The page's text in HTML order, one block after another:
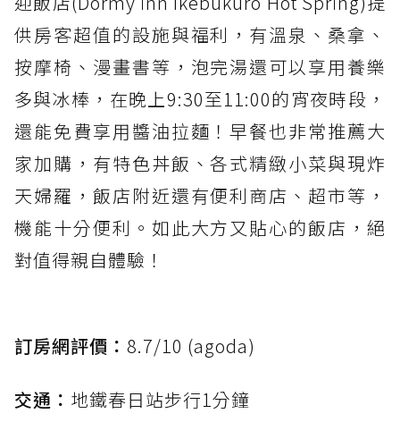
供房客超值的設施與福利，有溫泉、桑拿、
按摩椅、漫畫書等，泡完湯還可以享用養樂
多與冰棒，在晚上9:30至11:00的宵夜時段，
還能免費享用醬油拉麵！早餐也非常推薦大
家加購，有特色丼飯、各式精緻小菜與現炸
天婦羅，飯店附近還有便利商店、超市等，
機能十分便利。如此大方又貼心的飯店，絕
對值得親自體驗！
訂房網評價： 8.7/10 (agoda)
交通： 地鐵春日站步行1分鐘